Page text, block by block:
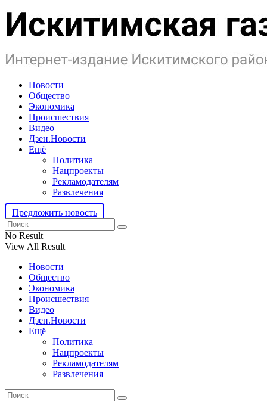
Новости
Общество
Экономика
Происшествия
Видео
Дзен.Новости
Ещё
Политика
Нацпроекты
Рекламодателям
Развлечения
Предложить новость
No Result
View All Result
Новости
Общество
Экономика
Происшествия
Видео
Дзен.Новости
Ещё
Политика
Нацпроекты
Рекламодателям
Развлечения